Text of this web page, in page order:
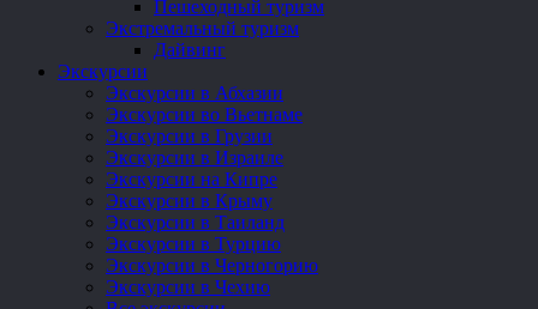
Пешеходный туризм
Экстремальный туризм
Дайвинг
Экскурсии
Экскурсии в Абхазии
Экскурсии во Вьетнаме
Экскурсии в Грузии
Экскурсии в Израиле
Экскурсии на Кипре
Экскурсии в Крыму
Экскурсии в Таиланд
Экскурсии в Турцию
Экскурсии в Черногорию
Экскурсии в Чехию